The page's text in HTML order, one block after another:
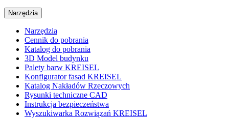
Narzędzia
Narzędzia
Cennik do pobrania
Katalog do pobrania
3D Model budynku
Palety barw KREISEL
Konfigurator fasad KREISEL
Katalog Nakładów Rzeczowych
Rysunki techniczne CAD
Instrukcja bezpieczeństwa
Wyszukiwarka Rozwiązań KREISEL